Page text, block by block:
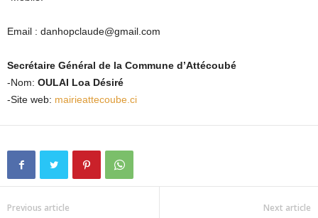
Email : danhopclaude@gmail.com
Secrétaire Général de la Commune d’Attécoubé
-Nom: OULAI Loa Désiré
-Site web: mairieattecoube.ci
Previous article Next article